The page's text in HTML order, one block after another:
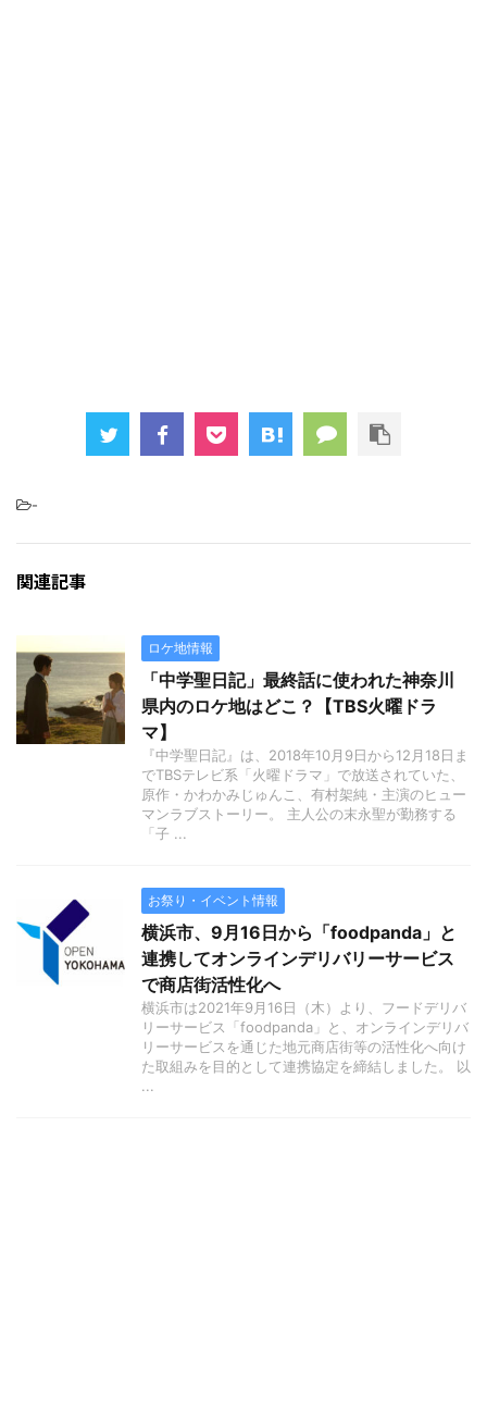
-
関連記事
ロケ地情報
「中学聖日記」最終話に使われた神奈川
県内のロケ地はどこ？【TBS火曜ドラ
マ】
『中学聖日記』は、2018年10月9日から12月18日ま
でTBSテレビ系「火曜ドラマ」で放送されていた、
原作・かわかみじゅんこ、有村架純・主演のヒュー
マンラブストーリー。 主人公の末永聖が勤務する
「子 ...
お祭り・イベント情報
横浜市、9月16日から「foodpanda」と
連携してオンラインデリバリーサービス
で商店街活性化へ
横浜市は2021年9月16日（木）より、フードデリバ
リーサービス「foodpanda」と、オンラインデリバ
リーサービスを通じた地元商店街等の活性化へ向け
た取組みを目的として連携協定を締結しました。 以
...